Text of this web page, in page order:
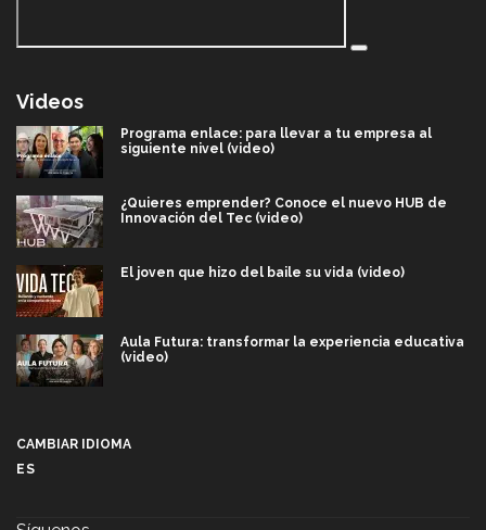
Videos
Programa enlace: para llevar a tu empresa al
siguiente nivel (video)
¿Quieres emprender? Conoce el nuevo HUB de
Innovación del Tec (video)
El joven que hizo del baile su vida (video)
Aula Futura: transformar la experiencia educativa
(video)
CAMBIAR IDIOMA
ES